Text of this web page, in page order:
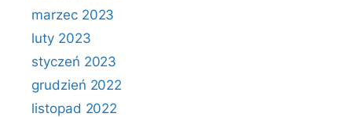
marzec 2023
luty 2023
styczeń 2023
grudzień 2022
listopad 2022